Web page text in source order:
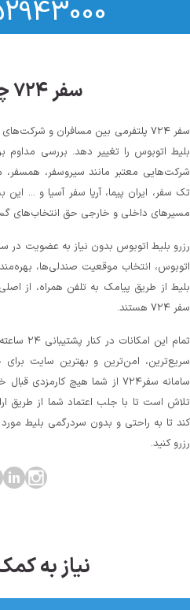
سفر ۷۲۴ چیست؟
سفر ۷۲۴ پلتفرمی بین مسافران و
بلیط اتوبوس را تغییر دهد. بررسی مداوم
شرکت‌هایی معتبر مانند سیروسفر، همسفر،
تک سفر، ایران پیما، آریا سفر آسیا و ...
مسیرهای داخلی و خارجی حق انتخاب‌های
رزرو بلیط اتوبوس بدون نیاز به عضویت
اتوبوس، انتخاب موقعیت صندلی‌ها،
بلیط از طریق پیامک به تلفن همراه، از
سفر ۷۲۴ هستند.
تمام این
سریع‌ترین، امن‌ترین و بهترین سایت
سامانه سفر۷۲۴ از شما هیچ
تلاش است تا با جلب اعتماد شما از طریق
کند تا به راحتی و بدون سردرگمی بلیط مورد
رزرو کنید.
نیاز به